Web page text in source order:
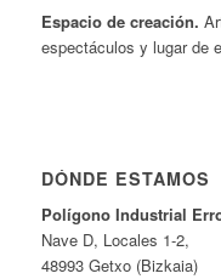
Espacio de creación.
espectáculos y lugar de
DÓNDE ESTAMOS
Polígono Industrial
Nave D, Locales 1-2,
48993 Getxo (Bizkaia)